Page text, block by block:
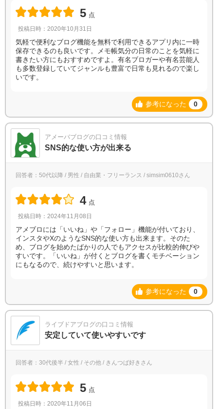
5 点
投稿日時：2020年10月31日
気軽で便利なブログ機能を無料で利用できるアプリ内に一時
保存できるのも良いです。メモ帳気分の日常のことを気軽に
書きたい方にもおすすめですよ。有名ブロガーや有名芸能人
も多数登録していてジャンルも豊富で日常も見れるので楽し
いです。
参考になった 0
アメーバブログの口コミ情報
SNS的な使い方が出来る
回答者：50代以降 / 男性 / 自由業・フリーランス / simsim0610さん
4 点
投稿日時：2024年11月08日
アメブロには「いいね」や「フォロー」機能が付いており、
インスタやXのようなSNS的な使い方も出来ます。そのた
め、ブログを始めたばかりの人でもアクセスが比較的伸びや
すいです。「いいね」が付くとブログを書くモチベーション
にもなるので、続けやすいと思います。
参考になった 0
ライブドアブログの口コミ情報
安定していて使いやすいです
回答者：30代後半 / 女性 / その他 / きんつば好きさん
5 点
投稿日時：2020年11月06日